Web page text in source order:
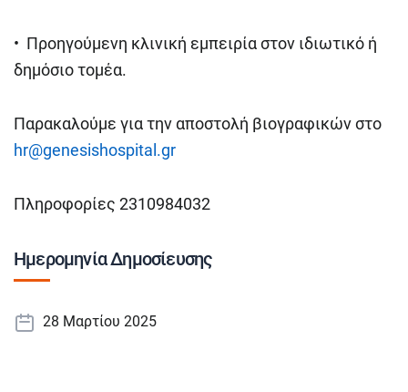
• Προηγούμενη κλινική εμπειρία στον ιδιωτικό ή
δημόσιο τομέα.
Παρακαλούμε για την αποστολή βιογραφικών στο
hr@genesishospital.gr
Πληροφορίες 2310984032
Ημερομηνία Δημοσίευσης
28 Μαρτίου 2025